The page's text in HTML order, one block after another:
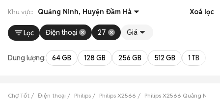
Khu vực: Quảng Ninh, Huyện Đầm Hà Xoá lọc
Lọc Điện thoại 27 Giá
Dung lượng: 64 GB 128 GB 256 GB 512 GB 1 TB
Chợ Tốt Điện thoại Philips Philips X2566 Philips X2566 Quảng Ninh